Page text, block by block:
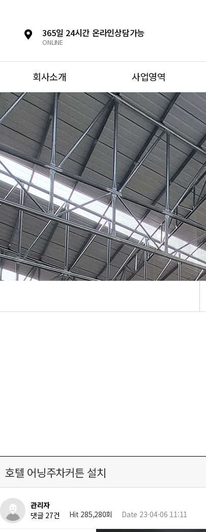
365일 24시간 온라인상담가능
ONLINE
회사소개 사업영역
호텔 어닝주차커튼 설치
관리자
댓글 27건
Hit 285,280회 Date 23-04-06 11:11